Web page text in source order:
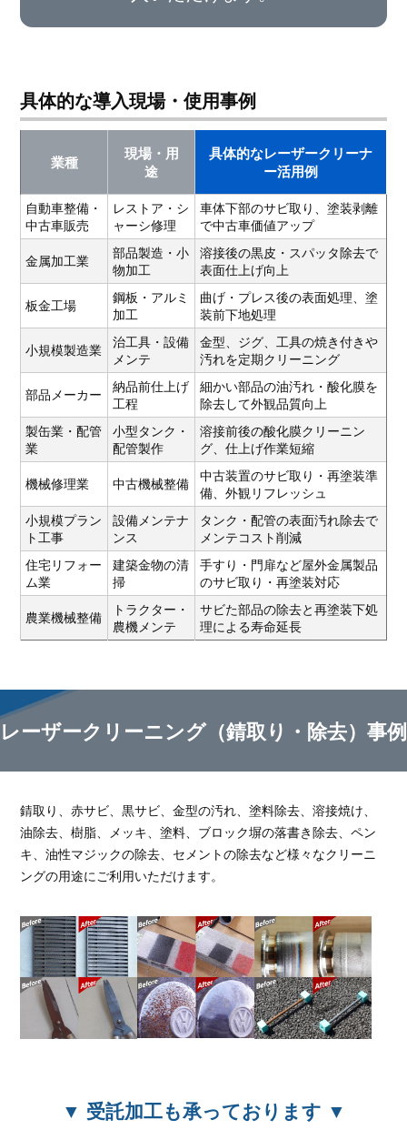
具体的な導入現場・使用事例
業種
現場・用
途
具体的なレーザークリーナ
ー活用例
自動車整備・
中古車販売
レストア・シ
ャーシ修理
車体下部のサビ取り、塗装剥離
で中古車価値アップ
金属加工業
部品製造・小
物加工
溶接後の黒皮・スパッタ除去で
表面仕上げ向上
板金工場
鋼板・アルミ
加工
曲げ・プレス後の表面処理、塗
装前下地処理
小規模製造業
治工具・設備
メンテ
金型、ジグ、工具の焼き付きや
汚れを定期クリーニング
部品メーカー
納品前仕上げ
工程
細かい部品の油汚れ・酸化膜を
除去して外観品質向上
製缶業・配管
業
小型タンク・
配管製作
溶接前後の酸化膜クリーニン
グ、仕上げ作業短縮
機械修理業
中古機械整備
中古装置のサビ取り・再塗装準
備、外観リフレッシュ
小規模プラン
ト工事
設備メンテナ
ンス
タンク・配管の表面汚れ除去で
メンテコスト削減
住宅リフォー
ム業
建築金物の清
掃
手すり・門扉など屋外金属製品
のサビ取り・再塗装対応
農業機械整備
トラクター・
農機メンテ
サビた部品の除去と再塗装下処
理による寿命延長
レーザークリーニング（錆取り・除去）事例
錆取り、赤サビ、黒サビ、金型の汚れ、塗料除去、溶接焼け、
油除去、樹脂、メッキ、塗料、ブロック塀の落書き除去、ペン
キ、油性マジックの除去、セメントの除去など様々なクリーニ
ングの用途にご利用いただけます。
▼ 受託加工も承っております ▼